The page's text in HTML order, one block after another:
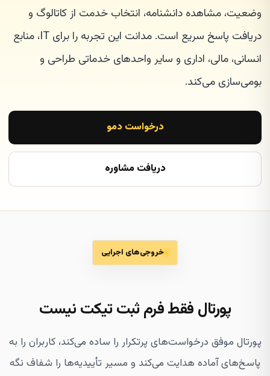
وضعیت، مشاهده دانشنامه، انتخاب خدمت از کاتالوگ و
دریافت پاسخ سریع است. مدانت این تجربه را برای IT، منابع
انسانی، مالی، اداری و سایر واحدهای خدماتی طراحی و
بومی‌سازی می‌کند.
درخواست دمو
دریافت مشاوره
خروجی‌های اجرایی
پورتال فقط فرم ثبت تیکت نیست
پورتال موفق درخواست‌های پرتکرار را ساده می‌کند، کاربران را به
پاسخ‌های آماده هدایت می‌کند و مسیر تأییدیه‌ها را شفاف نگه